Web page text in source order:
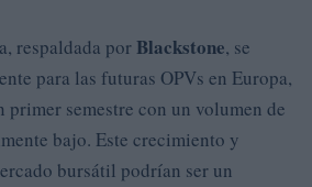
respaldada por Blackstone, se
para las futuras OPVs en Europa,
primer semestre con un volumen de
bajo. Este crecimiento y
bursátil podrían ser un